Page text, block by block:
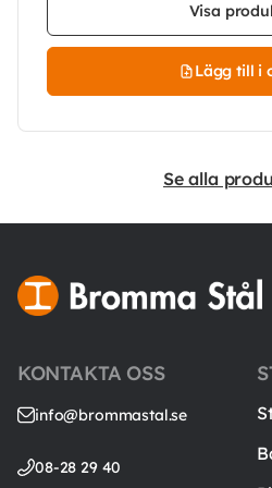
Visa
Lägg till i
Se alla
KONTAKTA OSS
info@brommastal.se
08-28 29 40